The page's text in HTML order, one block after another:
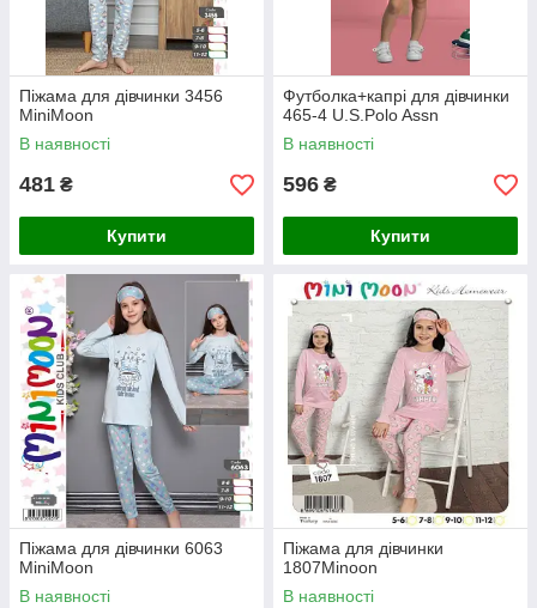
Піжама для дівчинки 3456
MiniMoon
В наявності
481 ₴
Купити
Футболка+капрі для дівчинки
465-4 U.S.Polo Assn
В наявності
596 ₴
Купити
Піжама для дівчинки 6063
MiniMoon
В наявності
Піжама для дівчинки
1807Minoon
В наявності